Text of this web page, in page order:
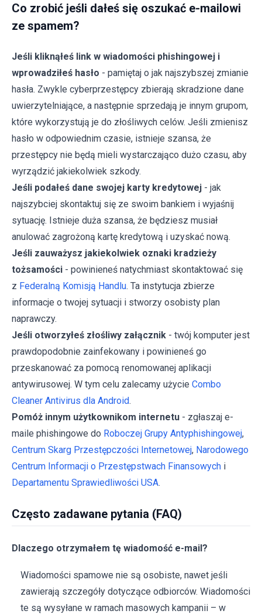
Co zrobić jeśli dałeś się oszukać e-mailowi
ze spamem?
Jeśli kliknąłeś link w wiadomości phishingowej i
wprowadziłeś hasło - pamiętaj o jak najszybszej zmianie
hasła. Zwykle cyberprzestępcy zbierają skradzione dane
uwierzytelniające, a następnie sprzedają je innym grupom,
które wykorzystują je do złośliwych celów. Jeśli zmienisz
hasło w odpowiednim czasie, istnieje szansa, że
przestępcy nie będą mieli wystarczająco dużo czasu, aby
wyrządzić jakiekolwiek szkody.
Jeśli podałeś dane swojej karty kredytowej - jak
najszybciej skontaktuj się ze swoim bankiem i wyjaśnij
sytuację. Istnieje duża szansa, że będziesz musiał
anulować zagrożoną kartę kredytową i uzyskać nową.
Jeśli zauważysz jakiekolwiek oznaki kradzieży
tożsamości - powinieneś natychmiast skontaktować się
z Federalną Komisją Handlu. Ta instytucja zbierze
informacje o twojej sytuacji i stworzy osobisty plan
naprawczy.
Jeśli otworzyłeś złośliwy załącznik - twój komputer jest
prawdopodobnie zainfekowany i powinieneś go
przeskanować za pomocą renomowanej aplikacji
antywirusowej. W tym celu zalecamy użycie Combo
Cleaner Antivirus dla Android.
Pomóż innym użytkownikom internetu - zgłaszaj e-
maile phishingowe do Roboczej Grupy Antyphishingowej,
Centrum Skarg Przestępczości Internetowej, Narodowego
Centrum Informacji o Przestępstwach Finansowych i
Departamentu Sprawiedliwości USA.
Często zadawane pytania (FAQ)
Dlaczego otrzymałem tę wiadomość e-mail?
Wiadomości spamowe nie są osobiste, nawet jeśli
zawierają szczegóły dotyczące odbiorców. Wiadomości
te są wysyłane w ramach masowych kampanii – w